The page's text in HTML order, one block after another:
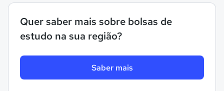
Quer saber mais sobre bolsas de
estudo na sua região?
Saber mais